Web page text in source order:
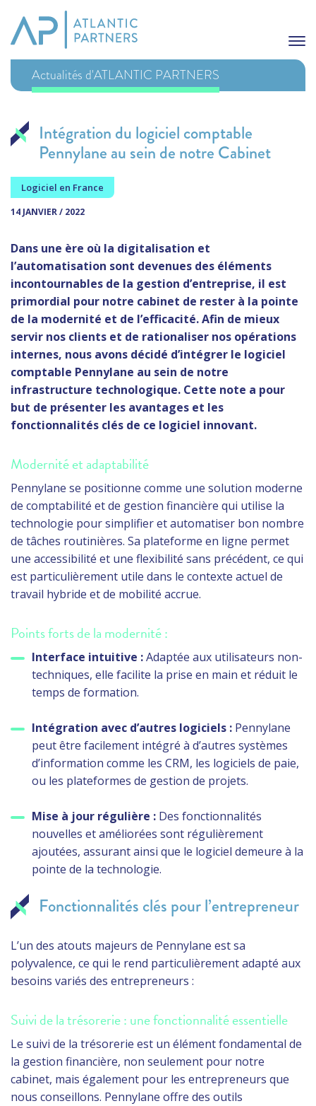
Actualités d'ATLANTIC PARTNERS
Intégration du logiciel comptable
Pennylane au sein de notre Cabinet
Logiciel en France
14 JANVIER / 2022
Dans une ère où la digitalisation et
l’automatisation sont devenues des éléments
incontournables de la gestion d’entreprise, il est
primordial pour notre cabinet de rester à la pointe
de la modernité et de l’efficacité. Afin de mieux
servir nos clients et de rationaliser nos opérations
internes, nous avons décidé d’intégrer le logiciel
comptable Pennylane au sein de notre
infrastructure technologique. Cette note a pour
but de présenter les avantages et les
fonctionnalités clés de ce logiciel innovant.
Modernité et adaptabilité
Pennylane se positionne comme une solution moderne
de comptabilité et de gestion financière qui utilise la
technologie pour simplifier et automatiser bon nombre
de tâches routinières. Sa plateforme en ligne permet
une accessibilité et une flexibilité sans précédent, ce qui
est particulièrement utile dans le contexte actuel de
travail hybride et de mobilité accrue.
Points forts de la modernité :
Interface intuitive :Adaptée aux utilisateurs non-
techniques, elle facilite la prise en main et réduit le
temps de formation.
Intégration avec d’autres logiciels : Pennylane
peut être facilement intégré à d’autres systèmes
d’information comme les CRM, les logiciels de paie,
ou les plateformes de gestion de projets.
Mise à jour régulière : Des fonctionnalités
nouvelles et améliorées sont régulièrement
ajoutées, assurant ainsi que le logiciel demeure à la
pointe de la technologie.
Fonctionnalités clés pour l’entrepreneur
L’un des atouts majeurs de Pennylane est sa
polyvalence, ce qui le rend particulièrement adapté aux
besoins variés des entrepreneurs :
Suivi de la trésorerie : une fonctionnalité essentielle
Le suivi de la trésorerie est un élément fondamental de
la gestion financière, non seulement pour notre
cabinet, mais également pour les entrepreneurs que
nous conseillons. Pennylane offre des outils